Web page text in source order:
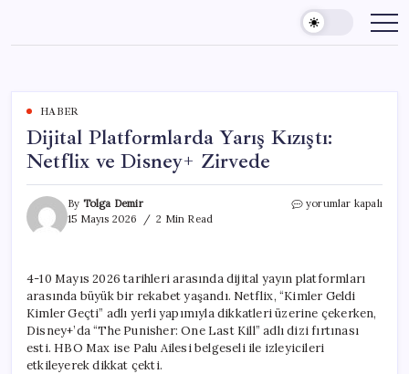
content
HABER
Dijital Platformlarda Yarış Kızıştı:
Netflix ve Disney+ Zirvede
By Tolga Demir
15 Mayıs 2026
2 Min Read
Dijital
ve
Disney+
Zirvede
için
yorumlar kapalı
4-10 Mayıs 2026 tarihleri arasında dijital yayın platformları
arasında büyük bir rekabet yaşandı. Netflix, “Kimler Geldi
Kimler Geçti” adlı yerli yapımıyla dikkatleri üzerine çekerken,
Disney+’da “The Punisher: One Last Kill” adlı dizi fırtınası
esti. HBO Max ise Palu Ailesi belgeseli ile izleyicileri
etkileyerek dikkat çekti.